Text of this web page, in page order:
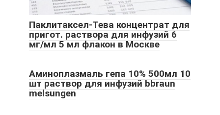
Паклитаксел-Тева концентрат для
пригот. раствора для инфузий 6
мг/мл 5 мл флакон в Москве
Аминоплазмаль гепа 10% 500мл 10
шт раствор для инфузий bbraun
melsungen